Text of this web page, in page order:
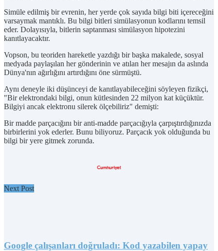
Simüle edilmiş bir evrenin, her yerde çok sayıda bilgi biti içereceğini
varsaymak mantıklı. Bu bilgi bitleri simülasyonun kodlarını temsil
eder. Dolayısıyla, bitlerin saptanması simülasyon hipotezini
kanıtlayacaktır.
Vopson, bu teoriden hareketle yazdığı bir başka makalede, sosyal
medyada paylaşılan her gönderinin ve atılan her mesajın da aslında
Dünya'nın ağırlığını artırdığını öne sürmüştü.
Aynı deneyle iki düşünceyi de kanıtlayabileceğini söyleyen fizikçi,
"Bir elektrondaki bilgi, onun kütlesinden 22 milyon kat küçüktür.
Bilgiyi ancak elektronu silerek ölçebiliriz" demişti:
Bir madde parçacığını bir anti-madde parçacığıyla çarpıştırdığınızda
birbirlerini yok ederler. Bunu biliyoruz. Parçacık yok olduğunda bu
bilgi bir yere gitmek zorunda.
Next Post
Google çalışanları doğruladı: Kod yazabilen yapay